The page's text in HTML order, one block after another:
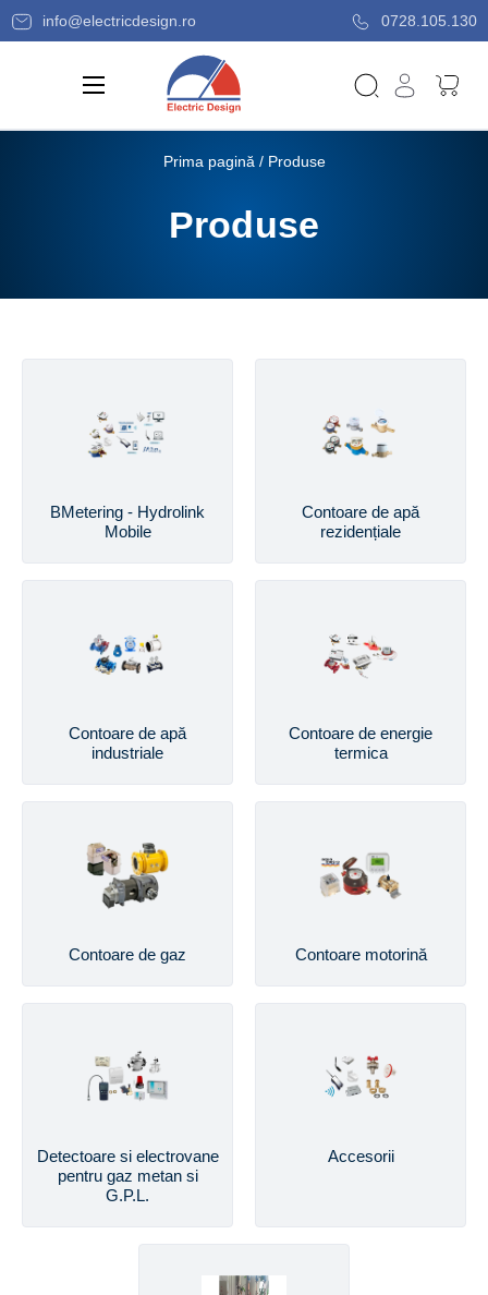
info@electricdesign.ro 0728.105.130
Prima pagină / Produse
Produse
BMetering - Hydrolink
Mobile
Contoare de apă
rezidențiale
Contoare de apă
industriale
Contoare de energie
termica
Contoare de gaz Contoare motorină
Detectoare si electrovane
pentru gaz metan si
G.P.L.
Accesorii